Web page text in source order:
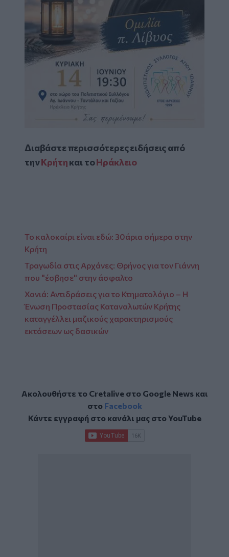
Διαβάστε περισσότερες ειδήσεις από
τηνΚρήτηκαι τοΗράκλειο
Το καλοκαίρι είναι εδώ: 30άρια σήμερα στην
Κρήτη
Τραγωδία στις Αρχάνες: Θρήνος για τον Γιάννη
που "έσβησε" στην άσφαλτο
Χανιά: Αντιδράσεις για το Κτηματολόγιο – Η
Ένωση Προστασίας Καταναλωτών Κρήτης
καταγγέλλει μαζικούς χαρακτηρισμούς
εκτάσεων ως δασικών
Ακολουθήστε το Cretalive στο Google Newsκαι
στο Facebook
Κάντε εγγραφή στο κανάλι μας στοYouTube